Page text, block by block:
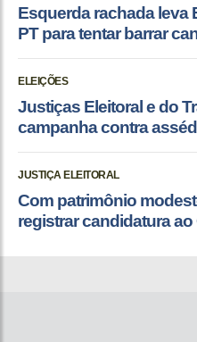
Esquerda rachada leva
PT para tentar barrar
ELEIÇÕES
Justiças Eleitoral e do
campanha contra
JUSTIÇA ELEITORAL
Com patrimônio
registrar candidatura